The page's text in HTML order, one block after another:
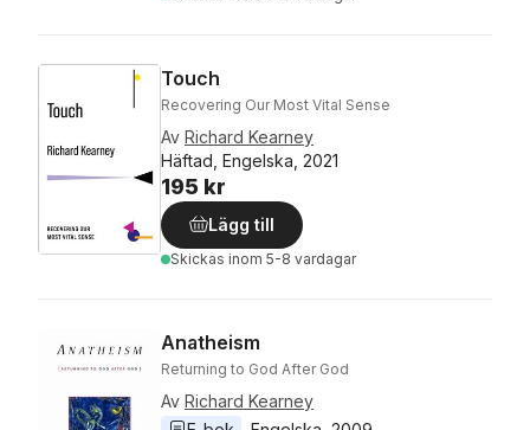
Touch
Recovering Our Most Vital Sense
Av Richard Kearney
Häftad, Engelska, 2021
195 kr
Lägg till
Skickas inom 5-8 vardagar
Anatheism
Returning to God After God
Av Richard Kearney